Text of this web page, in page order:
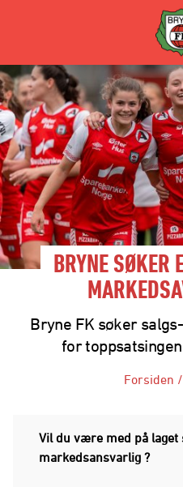
BRYNE SØKER
Bryne FK søker
for
Forsiden /
Vil du være med på laget
markedsansvarlig ?